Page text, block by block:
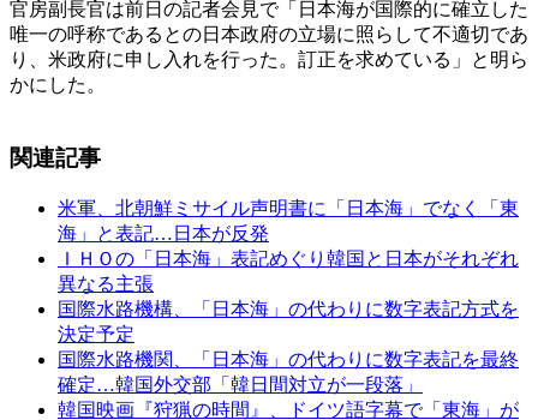
官房副長官は前日の記者会見で「日本海が国際的に確立した
唯一の呼称であるとの日本政府の立場に照らして不適切であ
り、米政府に申し入れを行った。訂正を求めている」と明ら
かにした。
関連記事
米軍、北朝鮮ミサイル声明書に「日本海」でなく「東
海」と表記…日本が反発
ＩＨＯの「日本海」表記めぐり韓国と日本がそれぞれ
異なる主張
国際水路機構、「日本海」の代わりに数字表記方式を
決定予定
国際水路機関、「日本海」の代わりに数字表記を最終
確定…韓国外交部「韓日間対立が一段落」
韓国映画『狩猟の時間』、ドイツ語字幕で「東海」が